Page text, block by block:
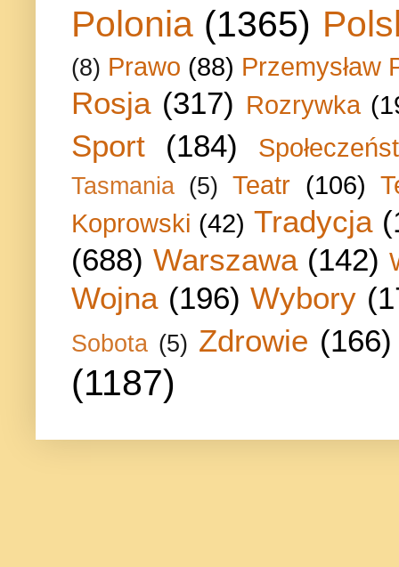
Polonia (1365)
(8) Prawo (88) Przemysław
Rosja (317) Rozrywka
Sport (184)
Tasmania (5) Teatr (106)
Koprowski (42) Tradycja
(688) Warszawa (142)
Wojna (196) Wybory
Sobota (5) Zdrowie (166)
(1187)